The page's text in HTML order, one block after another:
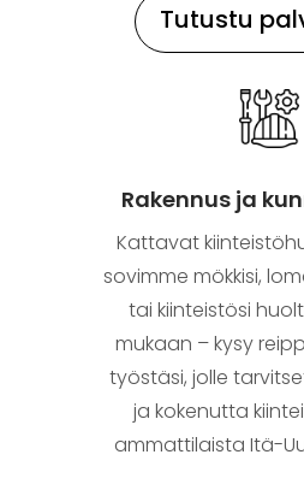
Tutustu
Rakennus ja
Kattavat
sovimme mökkisi,
tai kiinteistösi
mukaan – kysy
työstäsi, jolle
ja kokenutta
ammattilaista Itä-